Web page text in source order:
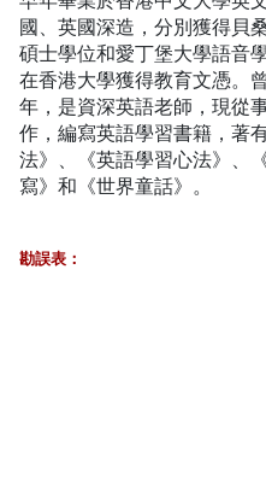
國、英國深造，分別獲得貝
碩士學位和愛丁堡大學語音
在香港大學獲得教育文憑。
年，是資深英語老師，現從
作，編寫英語學習書籍，著
法》、《英語學習心法》、
寫》和《世界童話》。
勘誤表：